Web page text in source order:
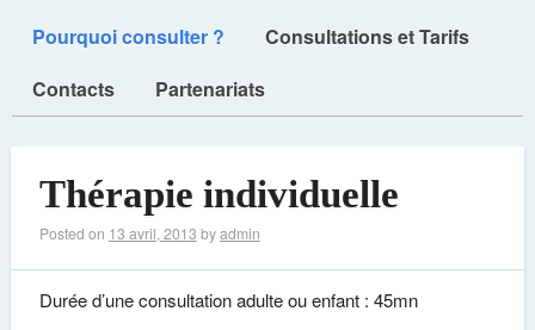
Pourquoi consulter ?
Consultations et Tarifs
Contacts
Partenariats
Thérapie individuelle
Posted on 13 avril, 2013 byadmin
Durée d’une consultation adulte ou enfant : 45mn